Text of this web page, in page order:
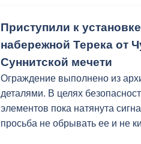
Приступили к
набережной Терека от
Суннитской мечети
Ограждение выполнено из
деталями. В целях
элементов пока натянута
просьба не обрывать ее и не